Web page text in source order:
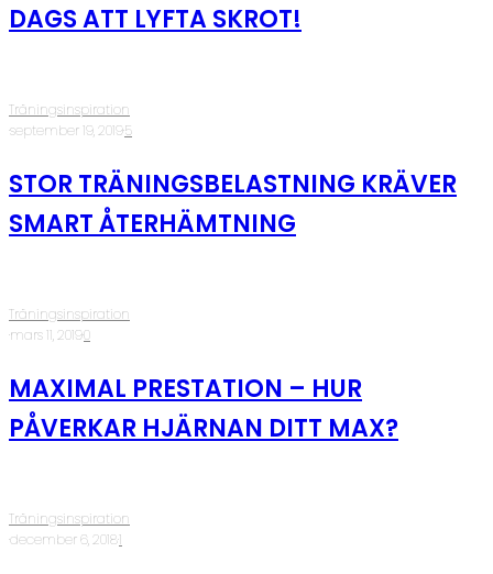
DAGS ATT LYFTA SKROT!
Träningsinspiration
·september 19, 2019·5
STOR TRÄNINGSBELASTNING KRÄVER
SMART ÅTERHÄMTNING
Träningsinspiration
·mars 11, 2019·0
MAXIMAL PRESTATION – HUR
PÅVERKAR HJÄRNAN DITT MAX?
Träningsinspiration
·december 6, 2018·1